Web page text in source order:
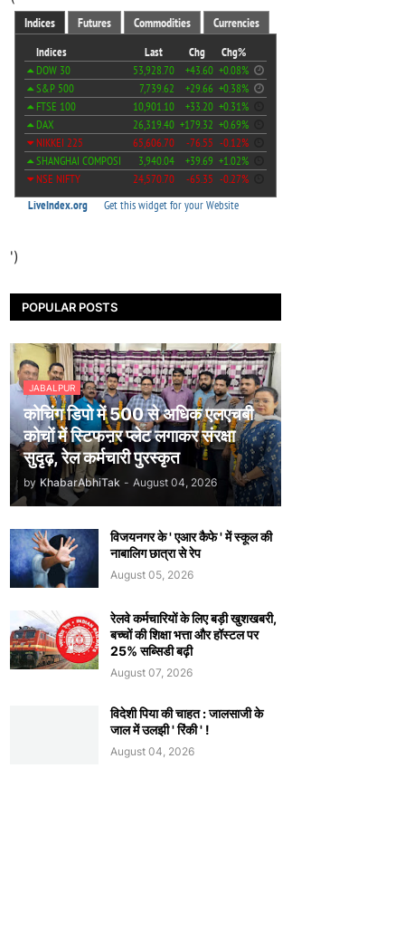
')
POPULAR POSTS
JABALPUR
कोचिंग डिपो में 500 से अधिक एलएचबी
कोचों में स्टिफऩर प्लेट लगाकर संरक्षा
सुदृढ़, रेल कर्मचारी पुरस्कृत
by KhabarAbhiTak - August 04, 2026
विजयनगर के ' एआर कैफे ' में स्कूल की
नाबालिग छात्रा से रेप
August 05, 2026
रेलवे कर्मचारियों के लिए बड़ी खुशखबरी,
बच्चों की शिक्षा भत्ता और हॉस्टल पर
25% सब्सिडी बढ़ी
August 07, 2026
विदेशी पिया की चाहत : जालसाजी के
जाल में उलझी ' रिंकी ' !
August 04, 2026